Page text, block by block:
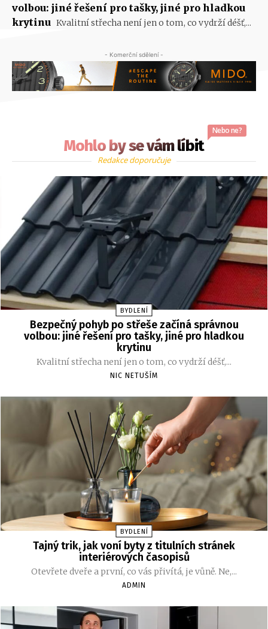
volbou: jiné řešení pro tašky, jiné pro hladkou
krytinu Kvalitní střecha není jen o tom, co vydrží déšť,...
- Komerční sdělení -
Mohlo by se vám líbit
Nebo ne?
Redakce doporučuje
BYDLENÍ
Bezpečný pohyb po střeše začíná správnou
volbou: jiné řešení pro tašky, jiné pro hladkou
krytinu
Kvalitní střecha není jen o tom, co vydrží déšť,...
NIC NETUŠÍM
BYDLENÍ
Tajný trik, jak voní byty z titulních stránek
interiérových časopisů
Otevřete dveře a první, co vás přivítá, je vůně. Ne,...
ADMIN